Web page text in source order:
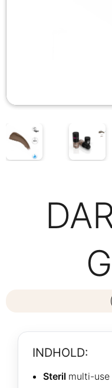
INDHOLD:
Steril multi-use